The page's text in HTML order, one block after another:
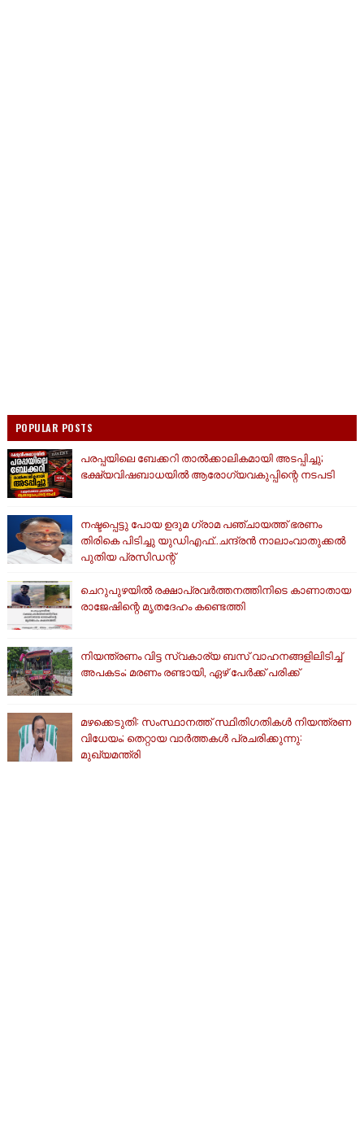
POPULAR POSTS
പരപ്പയിലെ ബേക്കറി താൽക്കാലികമായി അടപ്പിച്ചു;
ഭക്ഷ്യവിഷബാധയിൽ ആരോഗ്യവകുപ്പിന്റെ നടപടി
നഷ്ടപ്പെട്ടു പോയ ഉദുമ ഗ്രാമ പഞ്ചായത്ത് ഭരണം
തിരികെ പിടിച്ചു യുഡിഎഫ്..ചന്ദ്രൻ നാലാംവാതുക്കൽ
പുതിയ പ്രസിഡന്റ്
ചെറുപുഴയിൽ രക്ഷാപ്രവർത്തനത്തിനിടെ കാണാതായ
രാജേഷിന്റെ മൃതദേഹം കണ്ടെത്തി
നിയന്ത്രണം വിട്ട സ്വകാര്യ ബസ് വാഹനങ്ങളിലിടിച്ച്
അപകടം; മരണം രണ്ടായി, ഏഴ് പേർക്ക് പരിക്ക്
മഴക്കെടുതി: സംസ്ഥാനത്ത് സ്ഥിതിഗതികള്‍ നിയന്ത്രണ
വിധേയം; തെറ്റായ വാര്‍ത്തകള്‍ പ്രചരിക്കുന്നു:
മുഖ്യമന്ത്രി